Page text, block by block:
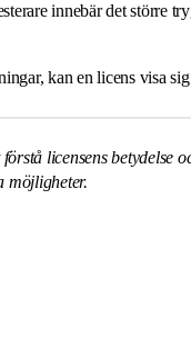
innebär det större
kan en licens visa
licensens
möjligheter.